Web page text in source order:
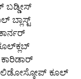
ಬಡ್ಡೀಸ್
ಬ್ಲಾಸ್ಟ್
ಕೂಲ್